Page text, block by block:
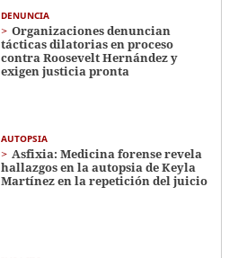
DENUNCIA
Organizaciones denuncian
tácticas dilatorias en proceso
contra Roosevelt Hernández y
exigen justicia pronta
AUTOPSIA
Asfixia: Medicina forense revela
hallazgos en la autopsia de Keyla
Martínez en la repetición del juicio